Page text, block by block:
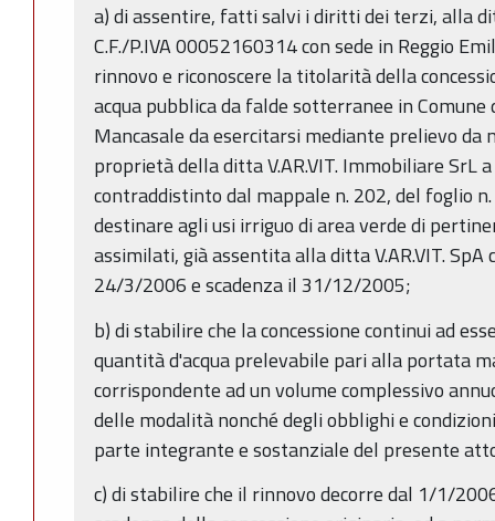
a) di assentire, fatti salvi i diritti dei terzi, alla
C.F./P.IVA 00052160314 con sede in Reggio
rinnovo e riconoscere la titolarità della
acqua pubblica da falde sotterranee in Comune
Mancasale da esercitarsi mediante prelievo da
proprietà della ditta V.AR.VIT. Immobiliare SrL
contraddistinto dal mappale n. 202, del foglio
destinare agli usi irriguo di area verde di
assimilati, già assentita alla ditta V.AR.VIT.
24/3/2006 e scadenza il 31/12/2005;
b) di stabilire che la concessione continui ad
quantità d'acqua prelevabile pari alla portata
corrispondente ad un volume complessivo
delle modalità nonché degli obblighi e
parte integrante e sostanziale del presente
c) di stabilire che il rinnovo decorre dal 1/1/